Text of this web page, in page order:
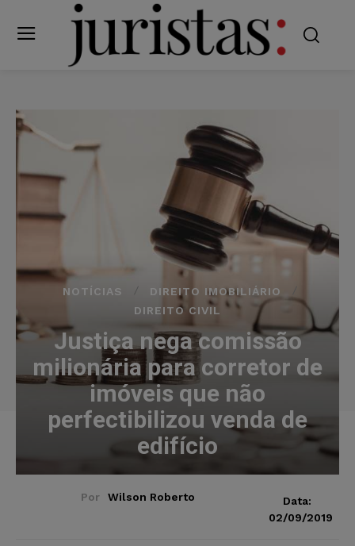
NOTÍCIAS
DIREITO IMOBILIÁRIO
DIREITO CIVIL
Justiça nega comissão
milionária para corretor de
imóveis que não
perfectibilizou venda de
edifício
Por Wilson Roberto
Data:
02/09/2019